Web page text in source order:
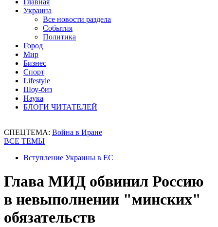
Главная
Украина
Все новости раздела
События
Политика
Город
Мир
Бизнес
Спорт
Lifestyle
Шоу-биз
Наука
БЛОГИ ЧИТАТЕЛЕЙ
СПЕЦТЕМА: Война в Иране
ВСЕ ТЕМЫ
Вступление Украины в ЕС
Глава МИД обвинил Россию
в невыполнении "минских"
обязательств